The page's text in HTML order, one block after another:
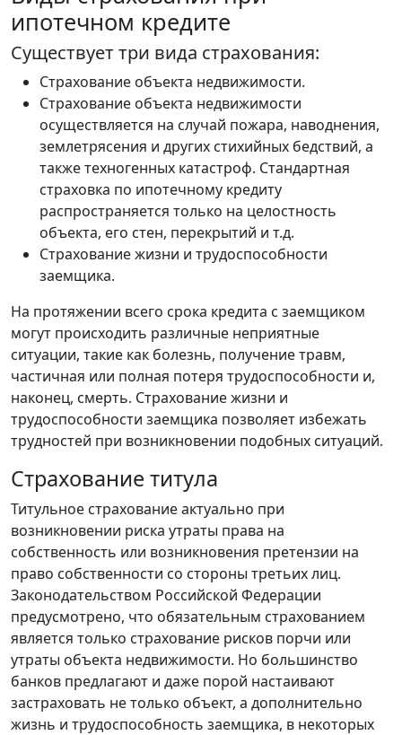
ипотечном кредите
Существует три вида страхования:
Страхование объекта недвижимости.
Страхование объекта недвижимости
осуществляется на случай пожара, наводнения,
землетрясения и других стихийных бедствий, а
также техногенных катастроф. Стандартная
страховка по ипотечному кредиту
распространяется только на целостность
объекта, его стен, перекрытий и т.д.
Страхование жизни и трудоспособности
заемщика.
На протяжении всего срока кредита с заемщиком
могут происходить различные неприятные
ситуации, такие как болезнь, получение травм,
частичная или полная потеря трудоспособности и,
наконец, смерть. Страхование жизни и
трудоспособности заемщика позволяет избежать
трудностей при возникновении подобных ситуаций.
Страхование титула
Титульное страхование актуально при
возникновении риска утраты права на
собственность или возникновения претензии на
право собственности со стороны третьих лиц.
Законодательством Российской Федерации
предусмотрено, что обязательным страхованием
является только страхование рисков порчи или
утраты объекта недвижимости. Но большинство
банков предлагают и даже порой настаивают
застраховать не только объект, а дополнительно
жизнь и трудоспособность заемщика, в некоторых